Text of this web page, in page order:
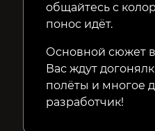
общайтесь с
понос идёт.
Основной сюжет
Вас ждут
полёты и многое
разработчик!